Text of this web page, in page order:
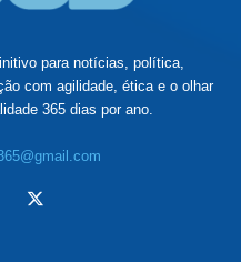
para notícias, política,
com agilidade, ética e o olhar
365 dias por ano.